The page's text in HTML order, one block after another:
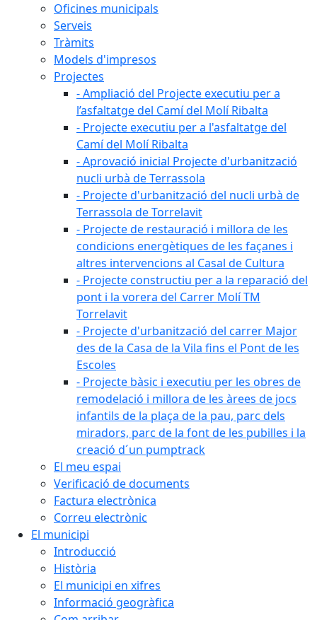
Oficines municipals
Serveis
Tràmits
Models d'impresos
Projectes
- Ampliació del Projecte executiu per a
l’asfaltatge del Camí del Molí Ribalta
- Projecte executiu per a l'asfaltatge del
Camí del Molí Ribalta
- Aprovació inicial Projecte d'urbanització
nucli urbà de Terrassola
- Projecte d'urbanització del nucli urbà de
Terrassola de Torrelavit
- Projecte de restauració i millora de les
condicions energètiques de les façanes i
altres intervencions al Casal de Cultura
- Projecte constructiu per a la reparació del
pont i la vorera del Carrer Molí TM
Torrelavit
- Projecte d'urbanització del carrer Major
des de la Casa de la Vila fins el Pont de les
Escoles
- Projecte bàsic i executiu per les obres de
remodelació i millora de les àrees de jocs
infantils de la plaça de la pau, parc dels
miradors, parc de la font de les pubilles i la
creació d´un pumptrack
El meu espai
Verificació de documents
Factura electrònica
Correu electrònic
El municipi
Introducció
Història
El municipi en xifres
Informació geogràfica